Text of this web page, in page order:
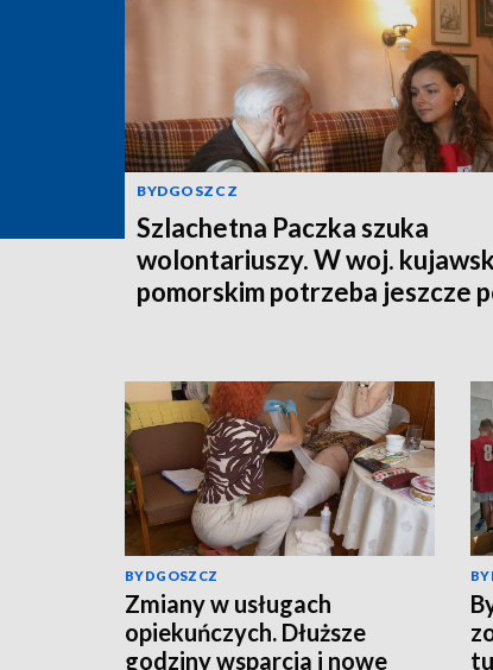
BYDGOSZCZ
Szlachetna Paczka szuka
wolontariuszy. W woj.
pomorskim potrzeba jeszcze
BYDGOSZCZ
Zmiany w usługach
opiekuńczych. Dłuższe
godziny wsparcia i nowe